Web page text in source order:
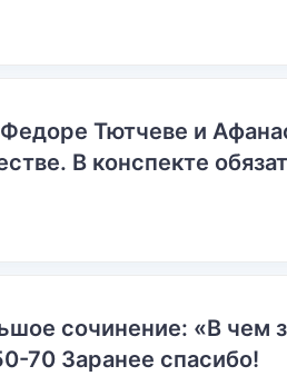
Тютчеве и
В конспекте
сочинение: «В чем
70 Заранее спасибо!